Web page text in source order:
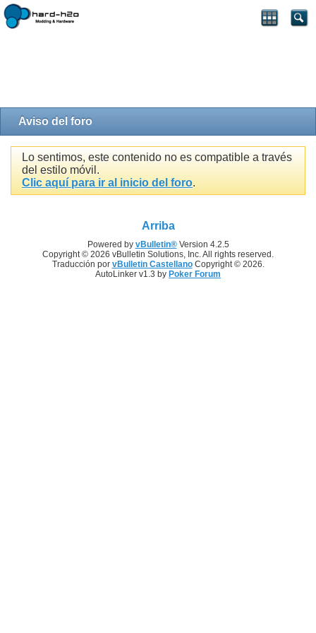
Aviso del foro
Lo sentimos, este contenido no es compatible a través
del estilo móvil.
Clic aquí para ir al inicio del foro.
Arriba
Powered by vBulletin®Version 4.2.5
Copyright © 2026 vBulletin Solutions, Inc. All rights reserved.
Traducción por vBulletin CastellanoCopyright © 2026.
AutoLinker v1.3 by Poker Forum